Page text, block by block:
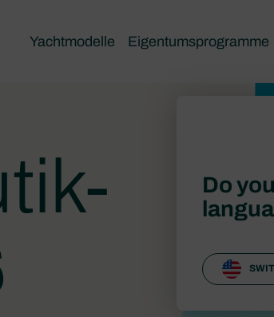
Yachtmodelle Eigentumsprogramme
Do